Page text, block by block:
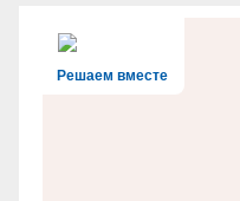
Решаем вместе